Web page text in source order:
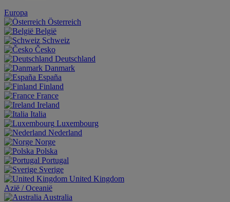
Europa
Österreich
België
Schweiz
Česko
Deutschland
Danmark
España
Finland
France
Ireland
Italia
Luxembourg
Nederland
Norge
Polska
Portugal
Sverige
United Kingdom
Aziё / Oceaniё
Australia